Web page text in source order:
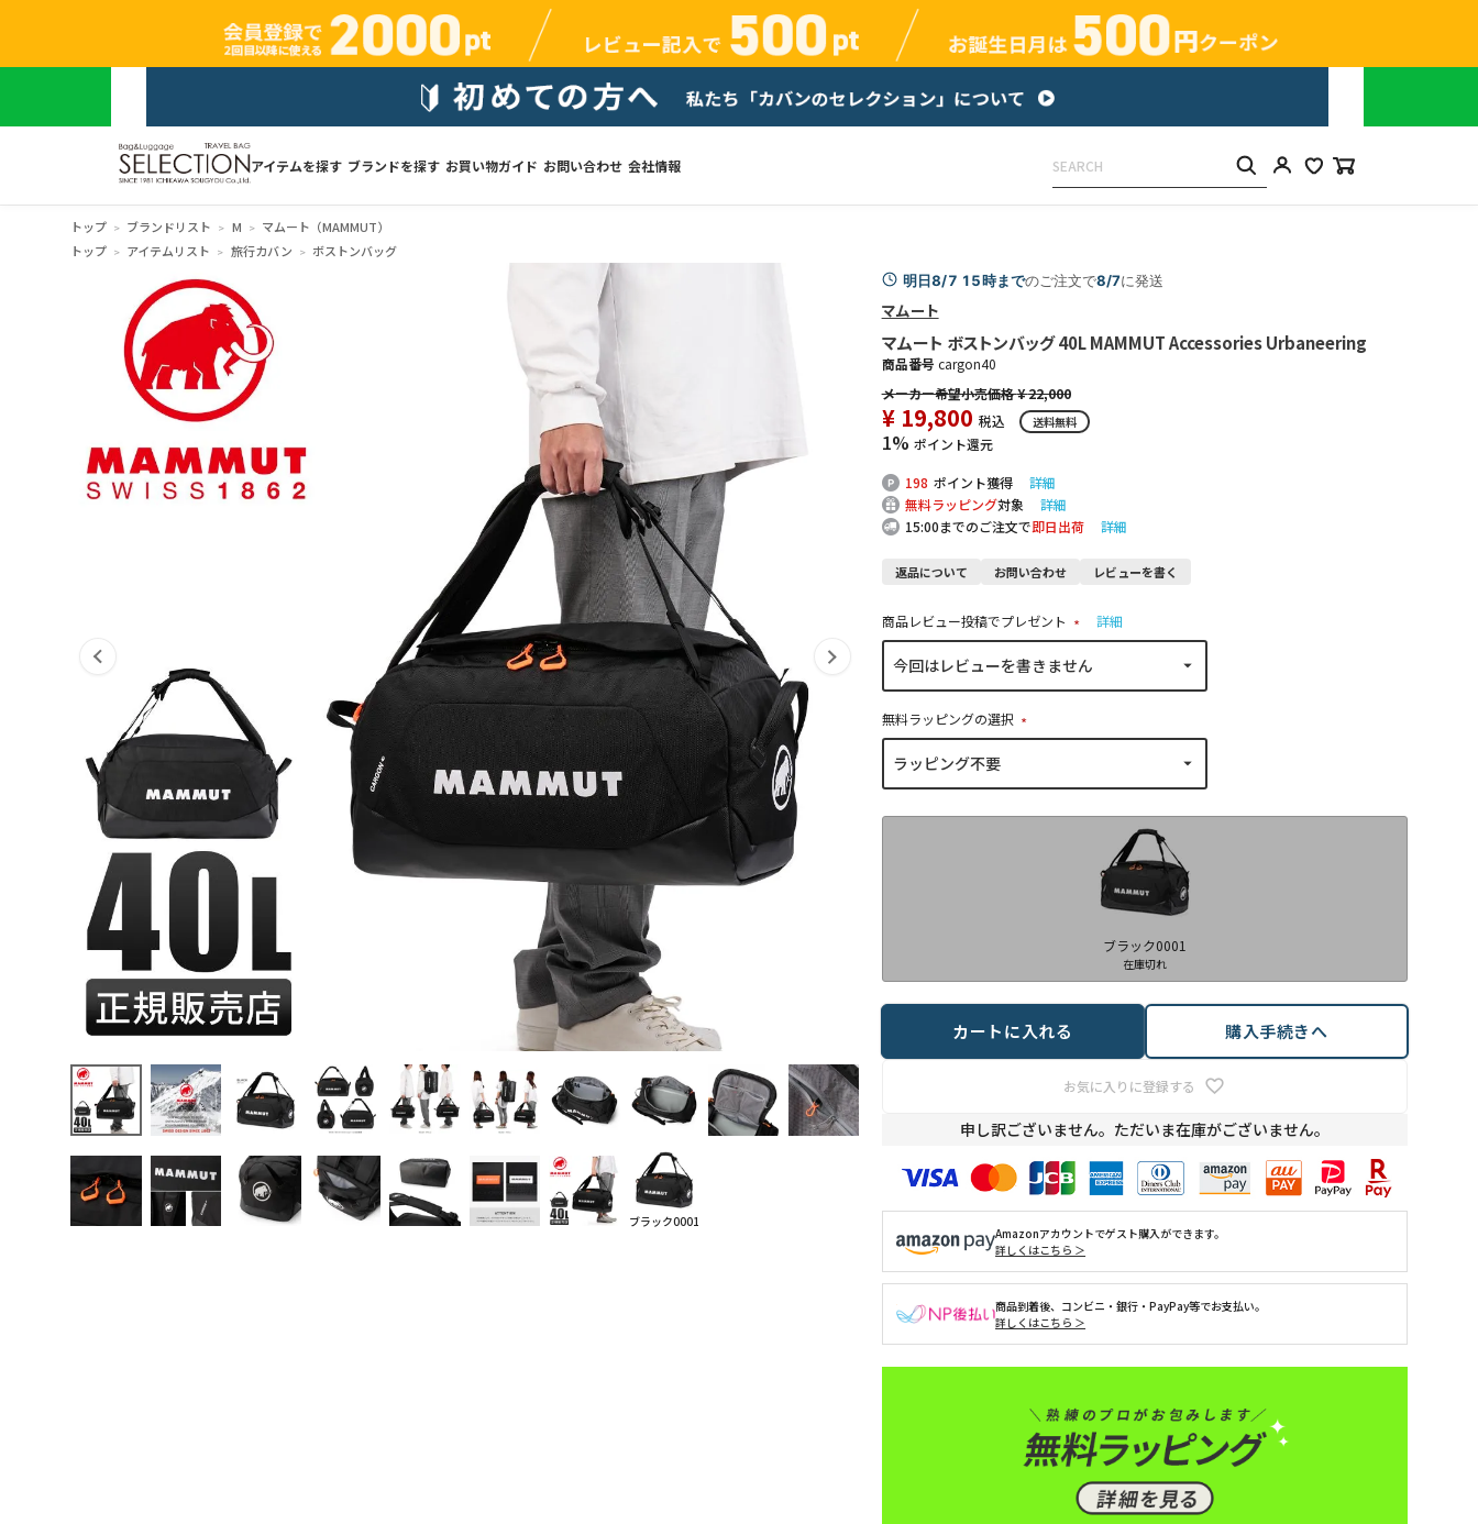
アイテムを探す ブランドを探す お買い物ガイド お問い合わせ 会社情報
トップ ブランドリスト M
マムート（MAMMUT）
トップ
アイテムリスト 旅行カバン ボストンバッグ
ブラック0001
明日8/7 15時までのご注文で8/7に発送
マムート
マムート ボストンバッグ 40L MAMMUT Accessories Urbaneering
商品番号 cargon40
¥22,000
¥ 19,800 税込 送料無料
1% ポイント還元
198 ポイント獲得
詳細
無料ラッピング対象
詳細
15:00までのご注文で即日出荷 詳細
返品について お問い合わせ レビューを書く
商品レビュー投稿でプレゼント
(
必
)
詳細
無料ラッピングの選択
(
)
ブラック0001
在庫切れ
お気に入りに登録する
カートに入れる 購入手続きへ
申し訳ございません。ただいま在庫がございません。
Amazonアカウントでゲスト購入ができます。
詳しくはこちら ＞
商品到着後、コンビニ・銀行・PayPay等でお支払い。
詳しくはこちら ＞